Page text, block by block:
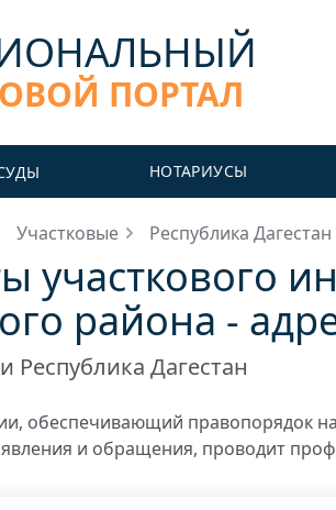
ПОРТАЛ
НОТАРИУСЫ
Участковые Республика Дагестан
участкового
района -
Республика Дагестан
обеспечивающий правопорядок
и обращения, проводит